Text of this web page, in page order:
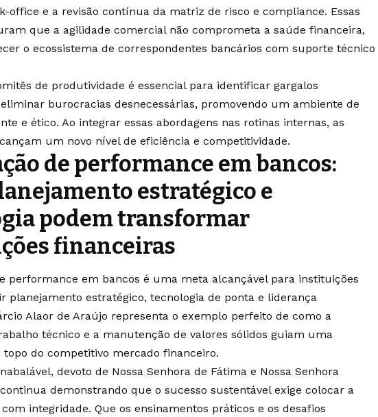
office e a revisão contínua da matriz de risco e compliance. Essas
que a agilidade comercial não comprometa a saúde financeira,
o ecossistema de correspondentes bancários com suporte técnico
de produtividade é essencial para identificar gargalos
burocracias desnecessárias, promovendo um ambiente de
e ético. Ao integrar essas abordagens nas rotinas internas, as
um novo nível de eficiência e competitividade.
de performance em bancos:
estratégico e
podem transformar
financeiras
performance em bancos é uma meta alcançável para instituições
planejamento estratégico, tecnologia de ponta e liderança
Alaor de Araújo representa o exemplo perfeito de como a
técnico e a manutenção de valores sólidos guiam uma
topo do competitivo mercado financeiro.
devoto de Nossa Senhora de Fátima e Nossa Senhora
demonstrando que o sucesso sustentável exige colocar a
integridade. Que os ensinamentos práticos e os desafios